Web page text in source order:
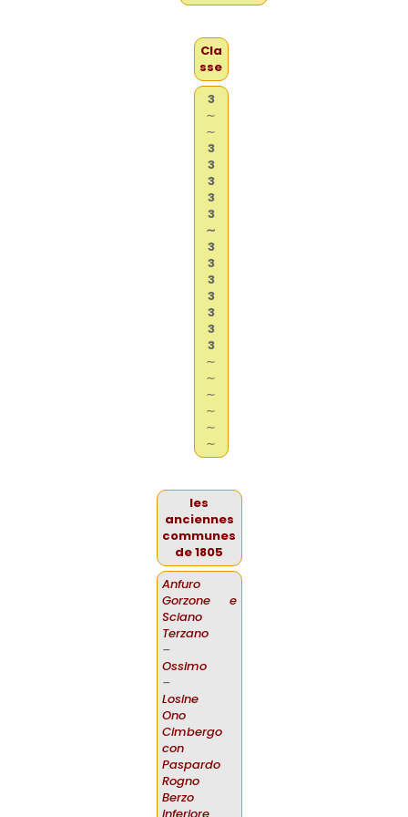
Cla
sse
3
∼
∼
3
3
3
3
3
∼
3
3
3
3
3
3
3
∼
∼
∼
∼
∼
∼
les
anciennes
communes
de 1805
Anfuro
Gorzone e
Sciano
Terzano
–
Ossimo
–
Losine
Ono
Cimbergo
con
Paspardo
Rogno
Berzo